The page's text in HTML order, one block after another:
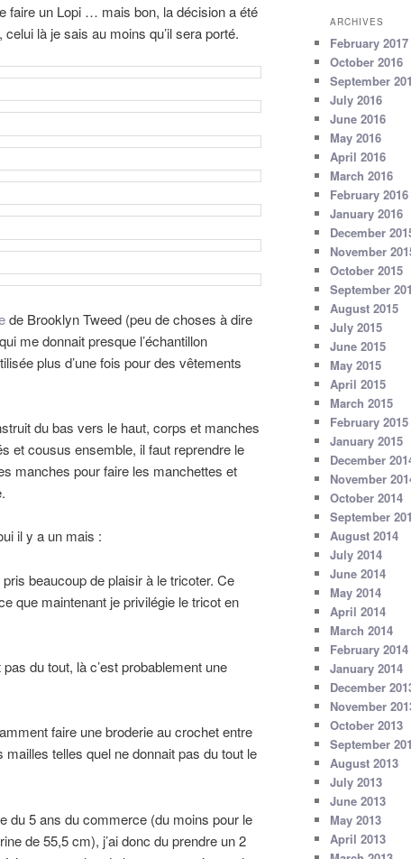
faire un Lopi … mais bon, la décision a été
là je sais au moins qu’il sera porté.
de Brooklyn Tweed (peu de choses à dire
me donnait presque l’échantillon
plus d’une fois pour des vêtements
du bas vers le haut, corps et manches
et cousus ensemble, il faut reprendre le
manches pour faire les manchettes et
il y a un mais :
beaucoup de plaisir à le tricoter. Ce
que maintenant je privilégie le tricot en
du tout, là c’est probablement une
faire une broderie au crochet entre
telles quel ne donnait pas du tout le
du 5 ans du commerce (du moins pour le
de 55,5 cm), j’ai donc du prendre un 2
ARCHIVES
February 2017
October 2016
September
July 2016
June 2016
May 2016
April 2016
March 2016
February 2016
January 2016
December
November
October 2015
September
August 2015
July 2015
June 2015
May 2015
April 2015
March 2015
February 2015
January 2015
December
November
October 2014
September
August 2014
July 2014
June 2014
May 2014
April 2014
March 2014
February 2014
January 2014
December
November
October 2013
September
August 2013
July 2013
June 2013
May 2013
April 2013